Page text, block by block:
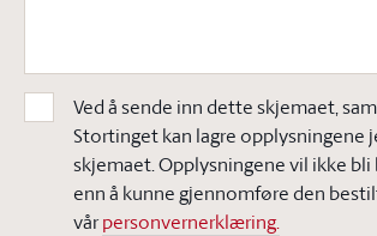
Ved å sende inn dette skjemaet,
Stortinget kan lagre opplysningene
skjemaet. Opplysningene vil ikke
enn å kunne gjennomføre den
vårpersonvernerklæring.